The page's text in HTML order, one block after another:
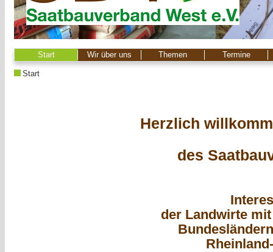
Start Wir über uns Themen Termine
Start
Herzlich
des
der Landwirte